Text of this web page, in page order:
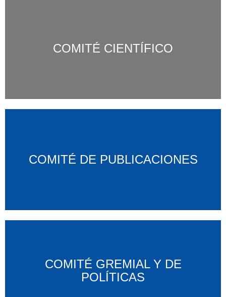
COMITÉ CIENTÍFICO
COMITÉ DE PUBLICACIONES
COMITÉ GREMIAL Y DE
POLÍTICAS